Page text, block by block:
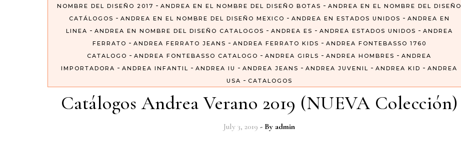
NOMBRE DEL DISEÑO 2017 - ANDREA EN EL NOMBRE DEL DISEÑO BOTAS - ANDREA EN EL NOMBRE DEL DISEÑO
CATÁLOGOS - ANDREA EN EL NOMBRE DEL DISEÑO MEXICO - ANDREA EN ESTADOS UNIDOS - ANDREA EN
LINEA - ANDREA EN NOMBRE DEL DISEÑO CATALOGOS - ANDREA ES - ANDREA ESTADOS UNIDOS - ANDREA
FERRATO - ANDREA FERRATO JEANS - ANDREA FERRATO KIDS - ANDREA FONTEBASSO 1760
CATALOGO - ANDREA FONTEBASSO CATALOGO - ANDREA GIRLS - ANDREA HOMBRES - ANDREA
IMPORTADORA - ANDREA INFANTIL - ANDREA IU - ANDREA JEANS - ANDREA JUVENIL - ANDREA KID - ANDREA
USA - CATALOGOS
Catálogos Andrea Verano 2019 (NUEVA Colección)
July 3, 2019 - By admin